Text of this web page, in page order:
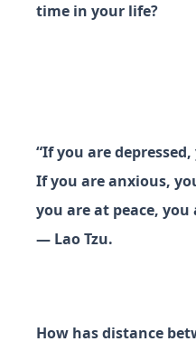
time in your life?
“If you are
If you are anxious,
you are at peace,
― Lao Tzu.
How has distance